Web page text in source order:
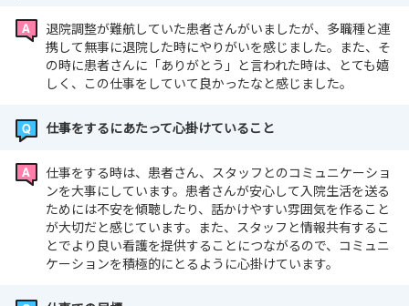
退院調整が難航していた患者さんがいましたが、多職種と連
携して無事に退院した時にやりがいを感じました。また、そ
の時に患者さんに「ありがとう」と言われた時は、とても嬉
しく、この仕事をしていて良かったなと感じました。
仕事をするにあたって心掛けていること
仕事をする時は、患者さん、スタッフとのコミュニケーショ
ンを大事にしています。患者さんが安心して入院生活を送る
ためには不安を傾聴したり、話かけやすい雰囲気を作ること
が大切だと感じています。また、スタッフと情報共有するこ
とでより良い看護を提供することにつながるので、コミュニ
ケーションを積極的にとるように心掛けています。